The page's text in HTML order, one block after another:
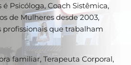
Psicóloga, Coach Sistêmica,
de Mulheres desde 2003,
que trabalham
familiar, Terapeuta Corporal,